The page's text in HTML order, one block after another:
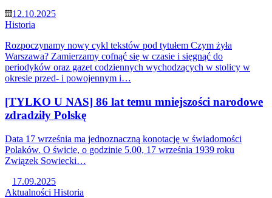
12.10.2025
Historia
Rozpoczynamy nowy cykl tekstów pod tytułem Czym żyła
Warszawa? Zamierzamy cofnąć się w czasie i sięgnąć do
periodyków oraz gazet codziennych wychodzących w stolicy w
okresie przed- i powojennym i…
[TYLKO U NAS] 86 lat temu mniejszości narodowe
zdradziły Polskę
Data 17 września ma jednoznaczną konotację w świadomości
Polaków. O świcie, o godzinie 5.00, 17 września 1939 roku
Związek Sowiecki…
17.09.2025
Aktualności Historia